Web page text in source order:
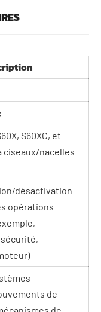
S60XC, et
ciseaux/nacelles
désactivation
opérations
de